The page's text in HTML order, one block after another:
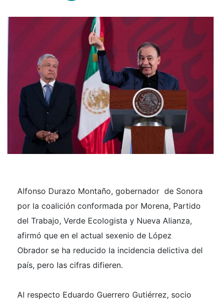
Alfonso Durazo Montaño, gobernador de Sonora
por la coalición conformada por Morena, Partido
del Trabajo, Verde Ecologista y Nueva Alianza,
afirmó que en el actual sexenio de López
Obrador se ha reducido la incidencia delictiva del
país, pero las cifras difieren.
Al respecto Eduardo Guerrero Gutiérrez, socio